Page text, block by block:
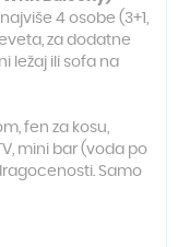
4 osobe (3+1,
za dodatne
ležaj ili sofa na
fen za kosu,
mini bar (voda po
Samo